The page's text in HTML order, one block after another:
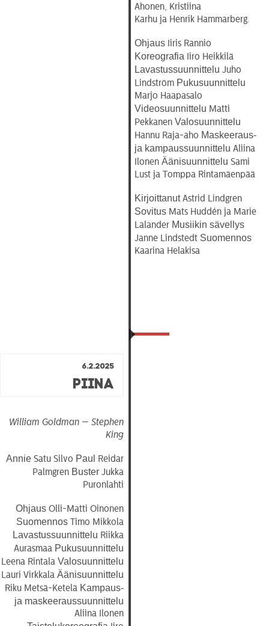
Ahonen, Kristiina
Karhu ja Henrik Hammarberg.
Ohjaus Iiris Rannio
Koreografia Iiro Heikkilä
Lavastussuunnittelu Juho
Lindström Pukusuunnittelu
Marjo Haapasalo
Videosuunnittelu Matti
Pekkanen Valosuunnittelu
Hannu Raja-aho Maskeeraus-
ja kampaussuunnittelu Aliina
Ilonen Äänisuunnittelu Sami
Lust ja Tomppa Rintamäenpää
KirjoittanutAstrid Lindgren
Sovitus Mats Huddén ja Marie
Lalander Musiikin sävellys
Janne Lindstedt Suomennos
Kaarina Helakisa
6.2.2025
Piina
William Goldman — Stephen
King
Annie Satu Silvo Paul
Reidar
Palmgren BusterJukka
Puronlahti
Ohjaus Olli-Matti Oinonen
Suomennos Timo Mikkola
Lavastussuunnittelu Riikka
Aurasmaa Pukusuunnittelu
Leena RintalaValosuunnittelu
Lauri VirkkalaÄänisuunnittelu
Riku Metsä-Ketelä Kampaus-
ja maskeeraussuunnittelu
Aliina Ilonen